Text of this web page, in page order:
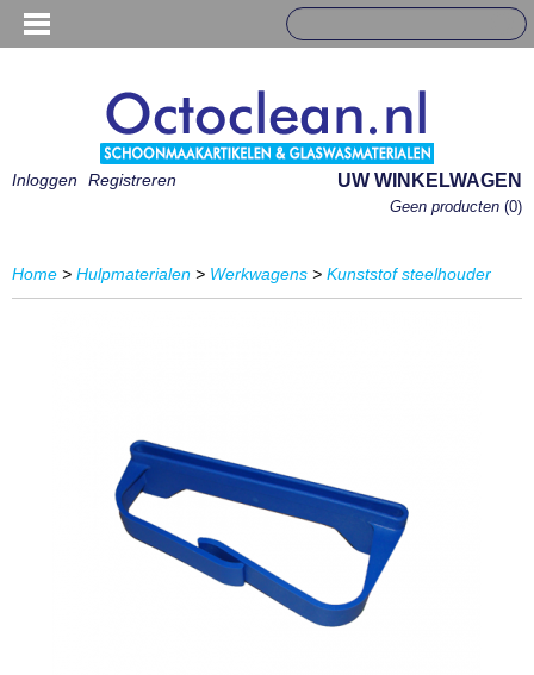
Inloggen Registreren UW WINKELWAGEN
Geen producten (0)
Home > Hulpmaterialen > Werkwagens > Kunststof steelhouder